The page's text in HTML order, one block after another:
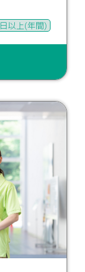
以上(年間)